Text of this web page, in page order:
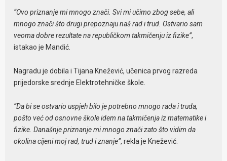
“Ovo priznanje mi mnogo znači. Svi mi učimo zbog sebe, ali
mnogo znači što drugi prepoznaju naš rad i trud. Ostvario sam
veoma dobre rezultate na republičkom takmičenju iz fizike”,
istakao je Mandić.
Nagradu je dobila i Tijana Knežević, učenica prvog razreda
prijedorske srednje Elektrotehničke škole.
“Da bi se ostvario uspjeh bilo je potrebno mnogo rada i truda,
pošto već od osnovne škole idem na takmičenja iz matematike i
fizike. Današnje priznanje mi mnogo znači zato što vidim da
okolina cijeni moj rad, trud i znanje”, rekla je Knežević.